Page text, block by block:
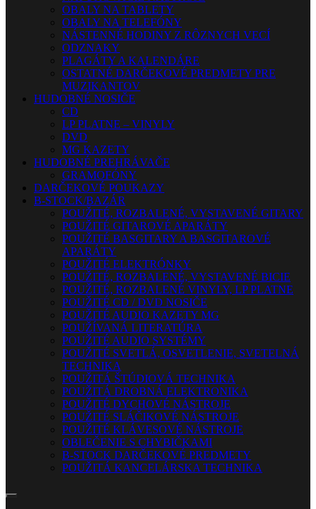
OBALY NA TABLETY
OBALY NA TELEFÓNY
NÁSTENNÉ HODINY Z RÔZNYCH VECÍ
ODZNAKY
PLAGÁTY A KALENDÁRE
OSTATNÉ DARČEKOVÉ PREDMETY PRE
MUZIKANTOV
HUDOBNÉ NOSIČE
CD
LP PLATNE – VINYLY
DVD
MG KAZETY
HUDOBNÉ PREHRÁVAČE
GRAMOFÓNY
DARČEKOVÉ POUKAZY
B-STOCK/BAZÁR
POUŽITÉ, ROZBALENÉ, VYSTAVENÉ GITARY
POUŽITÉ GITAROVÉ APARÁTY
POUŽITÉ BASGITARY A BASGITAROVÉ
APARÁTY
POUŽITÉ ELEKTRÓNKY
POUŽITÉ, ROZBALENÉ, VYSTAVENÉ BICIE
POUŽITÉ, ROZBALENÉ VINYLY, LP PLATNE
POUŽITÉ CD / DVD NOSIČE
POUŽITÉ AUDIO KAZETY MG
POUŽÍVANÁ LITERATÚRA
POUŽITÉ AUDIO SYSTÉMY
POUŽITÉ SVETLÁ, OSVETLENIE, SVETELNÁ
TECHNIKA
POUŽITÁ ŠTÚDIOVÁ TECHNIKA
POUŽITÁ DROBNÁ ELEKTRONIKA
POUŽITÉ DYCHOVÉ NÁSTROJE
POUŽITÉ SLÁČIKOVÉ NÁSTROJE
POUŽITÉ KLÁVESOVÉ NÁSTROJE
OBLEČENIE S CHYBIČKAMI
B-STOCK DARČEKOVÉ PREDMETY
POUŽITÁ KANCELÁRSKA TECHNIKA